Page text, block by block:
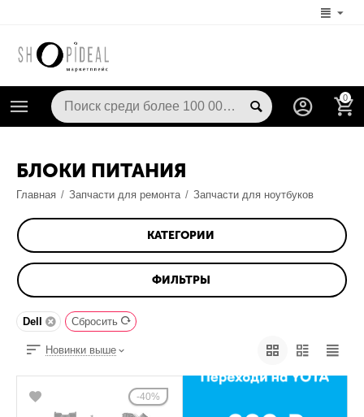
0
БЛОКИ ПИТАНИЯ
Главная / Запчасти для ремонта / Запчасти для ноутбуков
КАТЕГОРИИ
ФИЛЬТРЫ
Dell Сбросить
Новинки выше
40%